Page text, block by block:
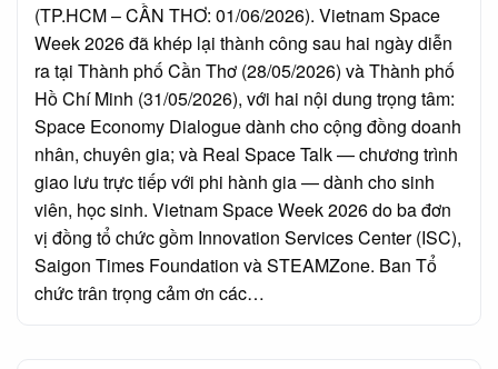
(TP.HCM – CẦN THƠ: 01/06/2026). Vietnam Space
Week 2026 đã khép lại thành công sau hai ngày diễn
ra tại Thành phố Cần Thơ (28/05/2026) và Thành phố
Hồ Chí Minh (31/05/2026), với hai nội dung trọng tâm:
Space Economy Dialogue dành cho cộng đồng doanh
nhân, chuyên gia; và Real Space Talk — chương trình
giao lưu trực tiếp với phi hành gia — dành cho sinh
viên, học sinh. Vietnam Space Week 2026 do ba đơn
vị đồng tổ chức gồm Innovation Services Center (ISC),
Saigon Times Foundation và STEAMZone. Ban Tổ
chức trân trọng cảm ơn các…